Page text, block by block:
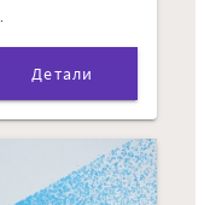
Детали